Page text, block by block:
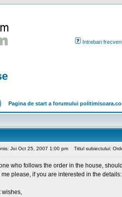
Intrebari
Pagina de start a forumului
Joi Oct 25, 2007 1:00 pm Titlul subiectului:
who follows the order in the house,
me please, if you are interested in the
wishes,